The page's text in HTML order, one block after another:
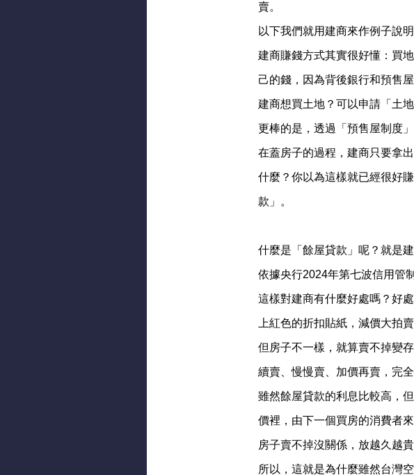
賣。
以下我們就用建商來作例子說明
建商賺錢方式其實很好懂：買
己的錢，因為背後銀行和預售屋
建商想買土地？可以申請「土
更棒的是，透過「預售屋制度
在蓋房子的過程，建商只要拿
什麼？你以為這樣就已經很好
款」。
什麼是「餘屋貸款」呢？就是
依據央行2024年第七波信用管
這樣對建商有什麼好處嗎？好
上紅色的折扣貼紙，減價大拍賣
但房子不一樣，就算賣不掉變
續賣、慢慢賣、加價再賣，完
雖然餘屋貸款的利息比較高，
價裡，由下一個買房的消費者來
房子賣不掉沒關係，放越久越
所以，這就是為什麼雖然台灣